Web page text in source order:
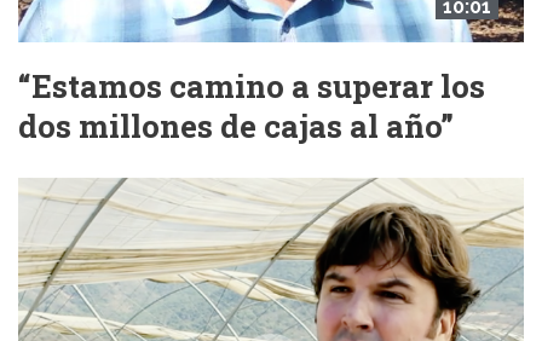
10:01
“Estamos camino a superar los
dos millones de cajas al año”